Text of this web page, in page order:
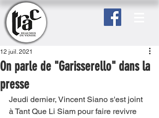
On parle de "Garisserello" dans la
presse
12 juil. 2021
Jeudi dernier, Vincent Siano s'est joint
à Tant Que Li Siam pour faire revivre